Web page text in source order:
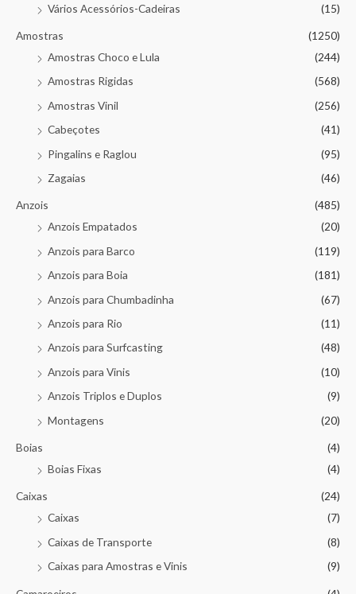
Vários Acessórios-Cadeiras
(15)
Amostras
(1250)
Amostras Choco e Lula
(244)
Amostras Rigidas
(568)
Amostras Vinil
(256)
Cabeçotes
(41)
Pingalins e Raglou
(95)
Zagaias
(46)
Anzois
(485)
Anzois Empatados
(20)
Anzois para Barco
(119)
Anzois para Boia
(181)
Anzois para Chumbadinha
(67)
Anzois para Rio
(11)
Anzois para Surfcasting
(48)
Anzois para Vinis
(10)
Anzois Triplos e Duplos
(9)
Montagens
(20)
Boias
(4)
Boias Fixas
(4)
Caixas
(24)
Caixas
(7)
Caixas de Transporte
(8)
Caixas para Amostras e Vinis
(9)